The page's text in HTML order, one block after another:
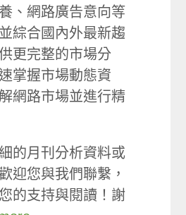
、網路廣告意向等
綜合國內外最新趨
更完整的市場分
掌握市場動態資
網路市場並進行精
的月刊分析資料或
迎您與我們聯繫，
的支持與閱讀！謝